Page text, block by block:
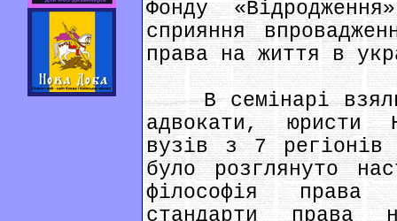
Фонду
сприяння
права на життя в
В семінарі взяли
адвокати, юристи
вузів з 7 регіонів
було розглянуто
філософія
стандарти права